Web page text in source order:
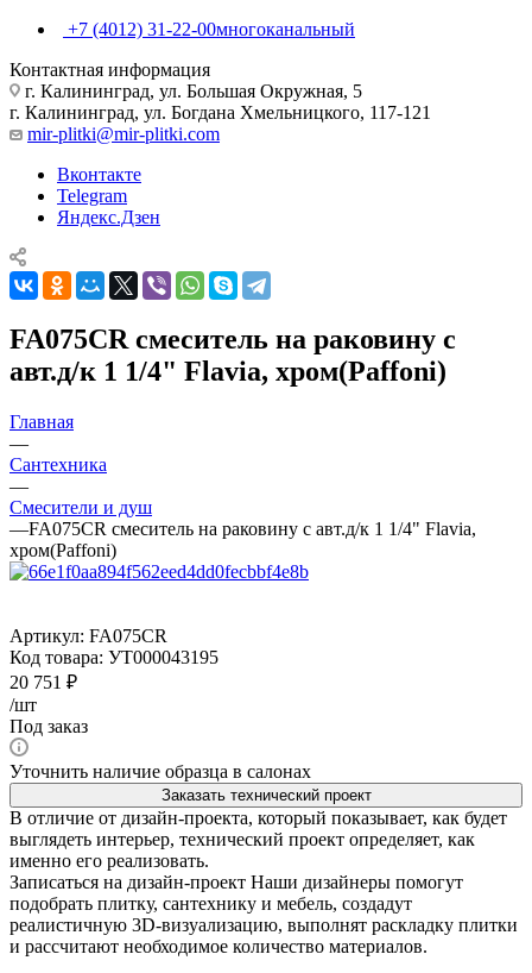
+7 (4012) 31-22-00многоканальный
Контактная информация
г. Калининград, ул. Большая Окружная, 5
г. Калининград, ул. Богдана Хмельницкого, 117-121
mir-plitki@mir-plitki.com
Вконтакте
Telegram
Яндекс.Дзен
FA075CR смеситель на раковину с
авт.д/к 1 1/4" Flavia, хром(Paffoni)
Главная
—
Сантехника
—
Смесители и душ
—FA075CR смеситель на раковину с авт.д/к 1 1/4" Flavia,
хром(Paffoni)
Артикул: FA075CR
Код товара: УТ000043195
20 751 ₽
/шт
Под заказ
Уточнить наличие образца в салонах
Заказать технический проект
В отличие от дизайн-проекта, который показывает, как будет
выглядеть интерьер, технический проект определяет, как
именно его реализовать.
Записаться на дизайн-проект Наши дизайнеры помогут
подобрать плитку, сантехнику и мебель, создадут
реалистичную 3D-визуализацию, выполнят раскладку плитки
и рассчитают необходимое количество материалов.